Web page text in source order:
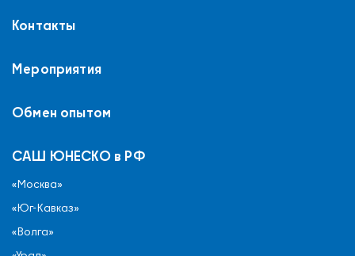
Контакты
Мероприятия
Обмен опытом
САШ ЮНЕСКО в РФ
«Москва»
«Юг-Кавказ»
«Волга»